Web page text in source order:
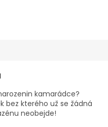
kamarádce?
bez kterého už se žádná
neobejde!